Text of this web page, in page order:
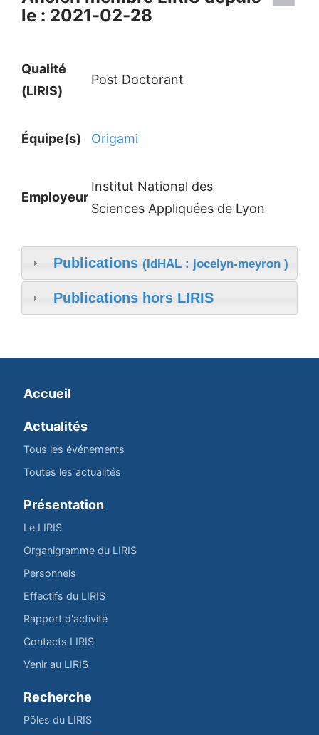
le : 2021-02-28
Qualité
(LIRIS)
Post Doctorant
Équipe(s) Origami
Employeur
Institut National des
Sciences Appliquées de Lyon
Publications (IdHAL : jocelyn-meyron )
Publications hors LIRIS
Accueil
Actualités
Tous les événements
Toutes les actualités
Présentation
Le LIRIS
Organigramme du LIRIS
Personnels
Effectifs du LIRIS
Rapport d'activité
Contacts LIRIS
Venir au LIRIS
Recherche
Pôles du LIRIS